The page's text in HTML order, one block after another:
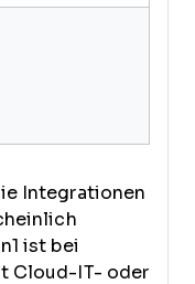
Integrationen
ist bei
Cloud-IT- oder